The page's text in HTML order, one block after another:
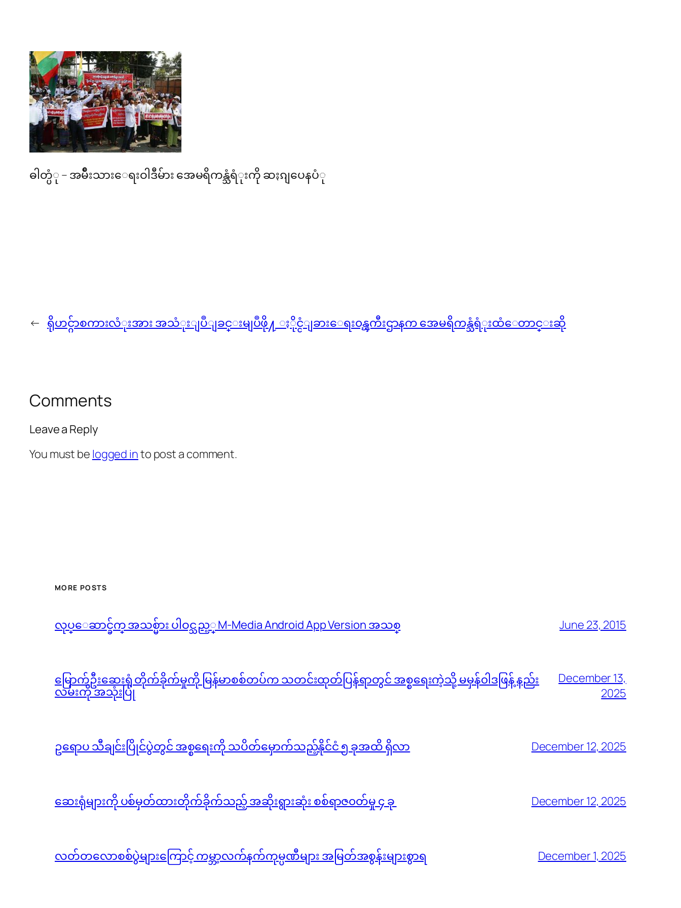
ဓါတ္ပံု – အမ်ိဳးသားေရးဝါဒီမ်ား အေမရိကန္သံရံုးကို ဆႏၵျပေနပံု
← ရိုဟင္ဂ်ာစကားလံုးအား အသံုးျပဳျခင္းမျပဳဖို႔ ႏိုင္ငံျခားေရး၀န္ၾကီးဌာနက အေမရိကန္သံရံုးထံေတာင္းဆို
Comments
Leave a Reply
You must be logged into post a comment.
MORE POSTS
လုပ္ေဆာင္ခ်က္ အသစ္မ်ား ပါဝင္သည့္ M-Media Android App Version အသစ္ June 23, 2015
မြောက်ဦးဆေးရုံ တိုက်ခိုက်မှုကို မြန်မာစစ်တပ်က သတင်းထုတ်ပြန်ရာတွင် အစ္စရေးကဲ့သို့ မမှန်၀ါဒဖြန့် နည်း
လမ်းကို အသုံးပြု
December 13,
2025
ဥရောပ သီချင်းပြိုင်ပွဲတွင် အစ္စရေးကို သပိတ်မှောက်သည့်နိုင်ငံ ၅ ခုအထိ ရှိလာ December 12, 2025
ဆေးရုံများကို ပစ်မှတ်ထားတိုက်ခိုက်သည့် အဆိုးရွားဆုံး စစ်ရာဇ၀တ်မှု ၄ ခု December 12, 2025
လတ်တလောစစ်ပွဲများကြောင့် ကမ္ဘာ့လက်နက်ကုမ္ပဏီများ အမြတ်အစွန်းများစွာရ December 1, 2025